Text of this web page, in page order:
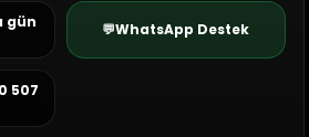
gün
💬WhatsApp Destek
507